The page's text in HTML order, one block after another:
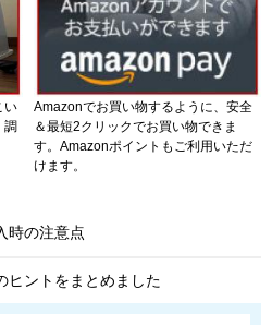
い
調
Amazonでお買い物するように、安全
＆最短2クリックでお買い物できま
す。Amazonポイントもご利用いただ
けます。
時の注意点
ヒントをまとめました